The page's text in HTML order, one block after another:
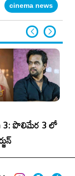
cinema news
3: పొలిమేర 3 లో